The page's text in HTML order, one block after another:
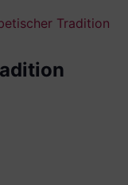
Tradition